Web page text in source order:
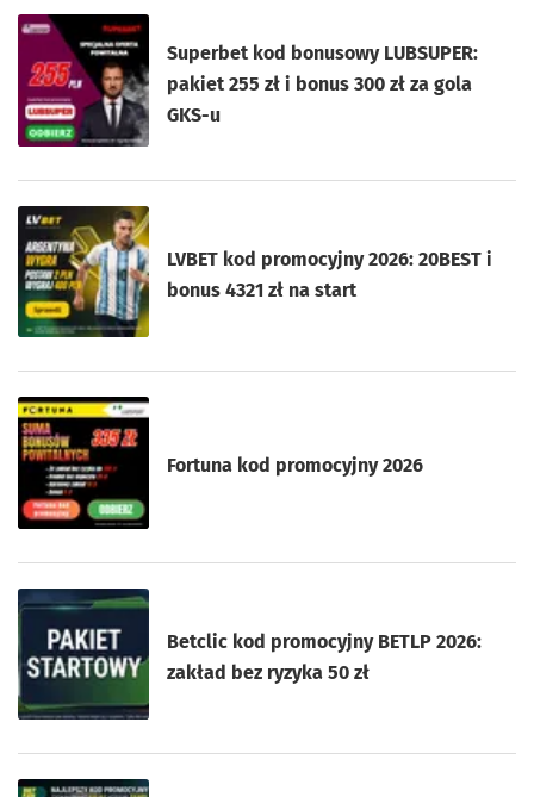
Superbet kod bonusowy LUBSUPER:
pakiet 255 zł i bonus 300 zł za gola
GKS-u
LVBET kod promocyjny 2026: 20BEST i
bonus 4321 zł na start
Fortuna kod promocyjny 2026
Betclic kod promocyjny BETLP 2026:
zakład bez ryzyka 50 zł